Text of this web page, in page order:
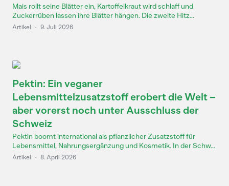
Mais rollt seine Blätter ein, Kartoffelkraut wird schlaff und
Zuckerrüben lassen ihre Blätter hängen. Die zweite Hitz...
Artikel · 9. Juli 2026
Pektin: Ein veganer
Lebensmittelzusatzstoff erobert die Welt –
aber vorerst noch unter Ausschluss der
Schweiz
Pektin boomt international als pflanzlicher Zusatzstoff für
Lebensmittel, Nahrungsergänzung und Kosmetik. In der Schw...
Artikel · 8. April 2026